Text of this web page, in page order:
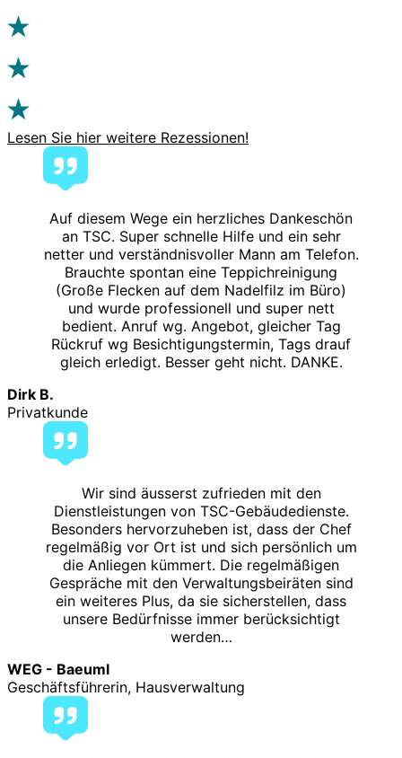
Lesen Sie hier weitere Rezessionen!
Auf diesem Wege ein herzliches Dankeschön
an TSC. Super schnelle Hilfe und ein sehr
netter und verständnisvoller Mann am Telefon.
Brauchte spontan eine Teppichreinigung
(Große Flecken auf dem Nadelfilz im Büro)
und wurde professionell und super nett
bedient. Anruf wg. Angebot, gleicher Tag
Rückruf wg Besichtigungstermin, Tags drauf
gleich erledigt. Besser geht nicht. DANKE.
Dirk B.
Privatkunde
Wir sind äusserst zufrieden mit den
Dienstleistungen von TSC-Gebäudedienste.
Besonders hervorzuheben ist, dass der Chef
regelmäßig vor Ort ist und sich persönlich um
die Anliegen kümmert. Die regelmäßigen
Gespräche mit den Verwaltungsbeiräten sind
ein weiteres Plus, da sie sicherstellen, dass
unsere Bedürfnisse immer berücksichtigt
werden…
WEG - Baeuml
Geschäftsführerin, Hausverwaltung